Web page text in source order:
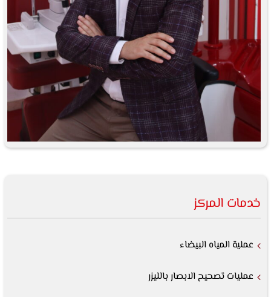
خدمات المركز
عملية المياه البيضاء
عمليات تصحيح الابصار بالليزر